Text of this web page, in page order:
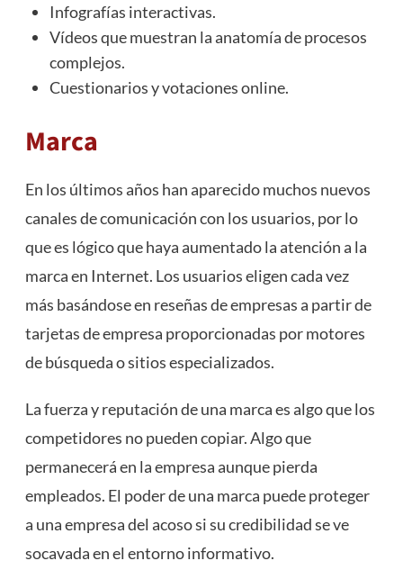
Infografías interactivas.
Vídeos que muestran la anatomía de procesos
complejos.
Cuestionarios y votaciones online.
Marca
En los últimos años han aparecido muchos nuevos
canales de comunicación con los usuarios, por lo
que es lógico que haya aumentado la atención a la
marca en Internet. Los usuarios eligen cada vez
más basándose en reseñas de empresas a partir de
tarjetas de empresa proporcionadas por motores
de búsqueda o sitios especializados.
La fuerza y ​​reputación de una marca es algo que los
competidores no pueden copiar. Algo que
permanecerá en la empresa aunque pierda
empleados. El poder de una marca puede proteger
a una empresa del acoso si su credibilidad se ve
socavada en el entorno informativo.